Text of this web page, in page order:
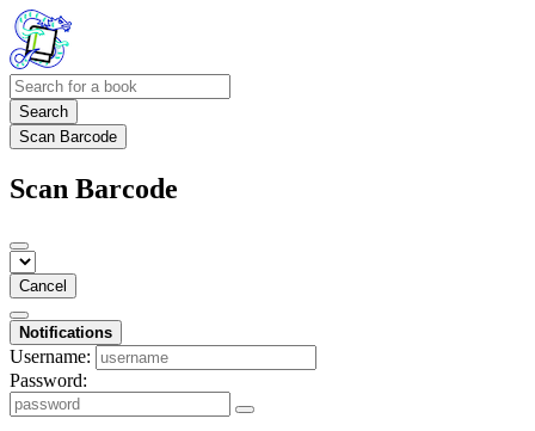
Search
Scan Barcode
Scan Barcode
Cancel
Notifications
Username:
Password: